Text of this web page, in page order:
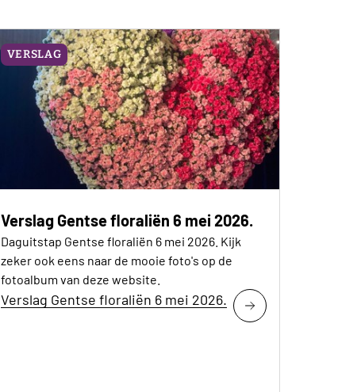
VERSLAG
Verslag Gentse floraliën 6 mei 2026.
Daguitstap Gentse floraliën 6 mei 2026. Kijk
zeker ook eens naar de mooie foto's op de
fotoalbum van deze website.
Verslag Gentse floraliën 6 mei 2026.